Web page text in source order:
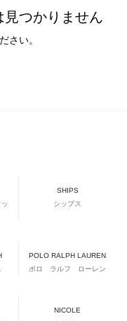
つかりません
さい。
SHIPS
シップス
POLO RALPH LAUREN
ポロ ラルフ ローレン
NICOLE